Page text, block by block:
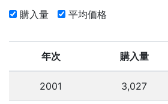
購入量 平均価格
年次 購入量
2001 3,027